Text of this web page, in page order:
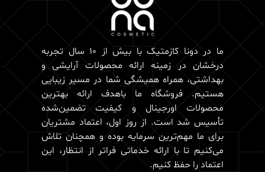
ما در دونا کازمتیک با بیش از 10 سال تجربه
درخشان در زمینه ارائه محصولات آرایشی و
بهداشتی، همراه همیشگی شما در مسیر زیبایی
هستیم. فروشگاه ما باهدف ارائه بهترین
محصولات اورجینال و کیفیت تضمین‌شده
تأسیس شد است. از روز اول، اعتماد مشتریان
برای ما مهم‌ترین سرمایه بوده و همچنان تلاش
می‌کنیم تا با ارائه خدماتی فراتر از انتظار، این
اعتماد را حفظ کنیم.